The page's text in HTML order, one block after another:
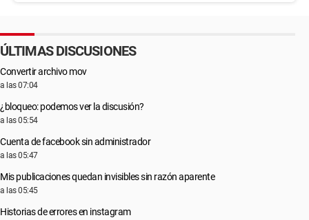
ÚLTIMAS DISCUSIONES
Convertir archivo mov
a las 07:04
¿bloqueo: podemos ver la discusión?
a las 05:54
Cuenta de facebook sin administrador
a las 05:47
Mis publicaciones quedan invisibles sin razón aparente
a las 05:45
Historias de errores en instagram